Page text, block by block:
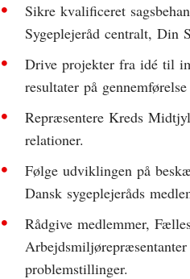
Sikre kvalificeret
Sygeplejeråd centralt, Din
Drive projekter fra idé til
resultater på
Repræsentere Kreds
relationer.
Følge udviklingen på
Dansk sygeplejeråds
Rådgive medlemmer,
problemstillinger.